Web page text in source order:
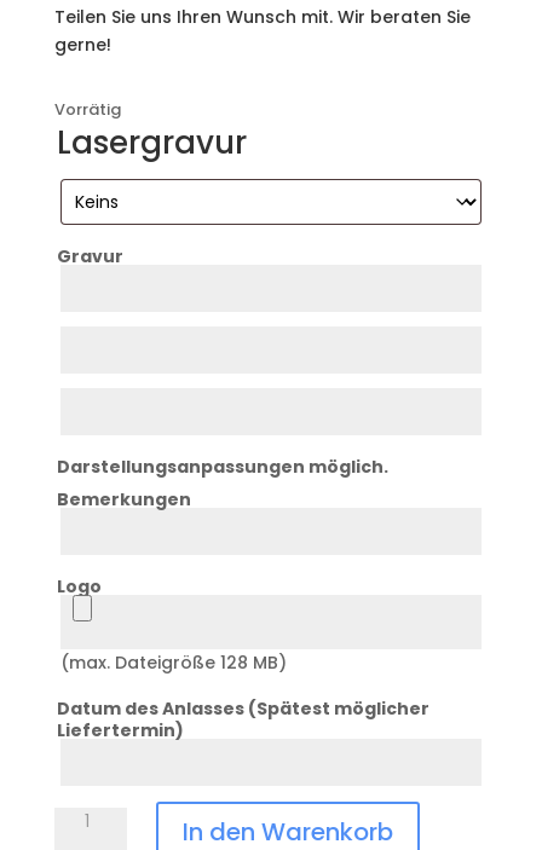
Teilen Sie uns Ihren Wunsch mit. Wir beraten Sie
gerne!
Vorrätig
Lasergravur
Gravur
Darstellungsanpassungen möglich.
Bemerkungen
Bemerkung
Logo
Logo
(max. Dateigröße 128 MB)
Datum des Anlasses (Spätest möglicher
Liefertermin)
Trinkflasche
In den Warenkorb